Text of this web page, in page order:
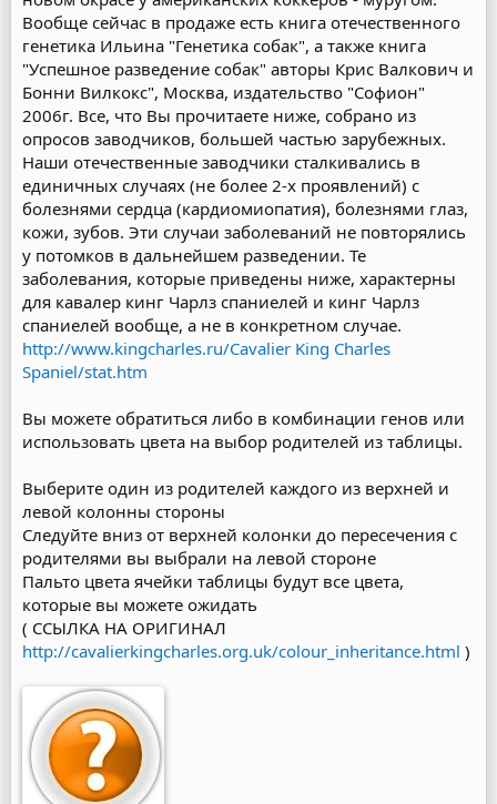
Вообще сейчас в продаже есть книга отечественного
генетика Ильина "Генетика собак", а также книга
"Успешное разведение собак" авторы Крис Валкович и
Бонни Вилкокс", Москва, издательство "Софион"
2006г. Все, что Вы прочитаете ниже, собрано из
опросов заводчиков, большей частью зарубежных.
Наши отечественные заводчики сталкивались в
единичных случаях (не более 2-х проявлений) с
болезнями сердца (кардиомиопатия), болезнями глаз,
кожи, зубов. Эти случаи заболеваний не повторялись
у потомков в дальнейшем разведении. Те
заболевания, которые приведены ниже, характерны
для кавалер кинг Чарлз спаниелей и кинг Чарлз
спаниелей вообще, а не в конкретном случае.
http://www.kingcharles.ru/Cavalier King Charles
Spaniel/stat.htm
Вы можете обратиться либо в комбинации генов или
использовать цвета на выбор родителей из таблицы.
Выберите один из родителей каждого из верхней и
левой колонны стороны
Следуйте вниз от верхней колонки до пересечения с
родителями вы выбрали на левой стороне
Пальто цвета ячейки таблицы будут все цвета,
которые вы можете ожидать
( ССЫЛКА НА ОРИГИНАЛ
http://cavalierkingcharles.org.uk/colour_inheritance.html )